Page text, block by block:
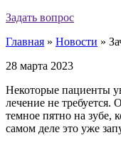
Задать вопрос
Главная » Новости »
28 марта 2023
Некоторые пациенты
лечение не требуется.
темное пятно на зубе,
самом деле это уже